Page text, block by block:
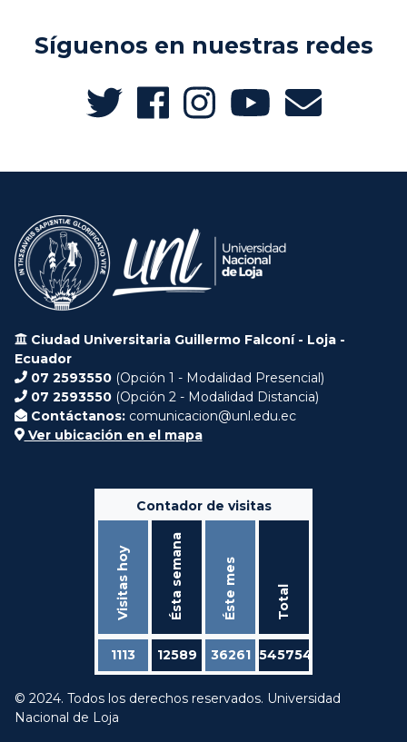
Síguenos en nuestras redes
Ciudad Universitaria Guillermo Falconí - Loja -
Ecuador
07 2593550 (Opción 1 - Modalidad Presencial)
07 2593550 (Opción 2 - Modalidad Distancia)
Contáctanos: comunicacion@unl.edu.ec
Ver ubicación en el mapa
Contador de visitas
Visitas hoy Ésta semana Éste mes Total
1113 12589 36261 545754
© 2024. Todos los derechos reservados. Universidad
Nacional de Loja